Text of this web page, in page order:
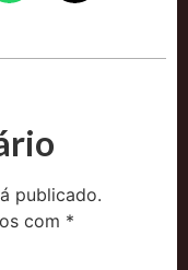
publicado.
com *